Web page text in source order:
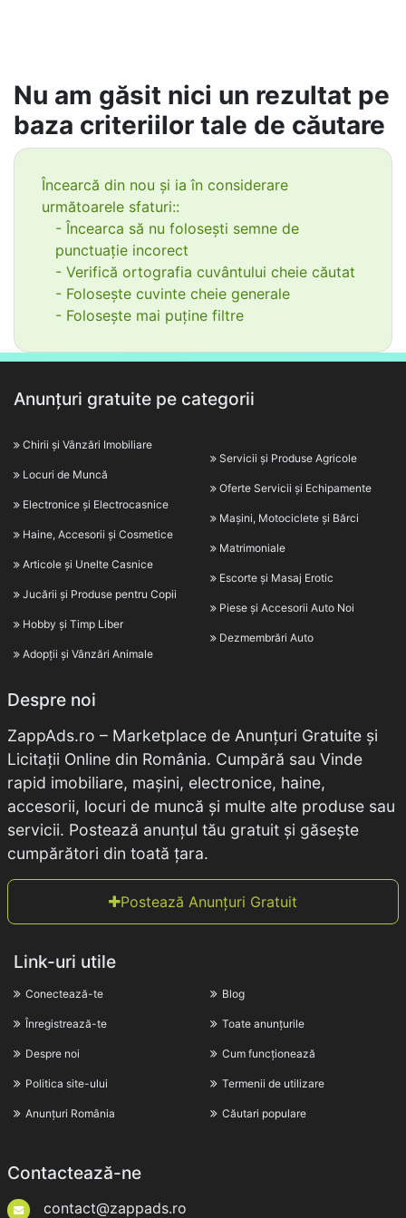
Nu am găsit nici un rezultat pe
baza criteriilor tale de căutare
Încearcă din nou și ia în considerare
următoarele sfaturi::
- Încearca să nu folosești semne de
punctuație incorect
- Verifică ortografia cuvântului cheie căutat
- Folosește cuvinte cheie generale
- Folosește mai puține filtre
Anunțuri gratuite pe categorii
Chirii și Vânzări Imobiliare
Locuri de Muncă
Electronice și Electrocasnice
Haine, Accesorii și Cosmetice
Articole și Unelte Casnice
Jucării și Produse pentru Copii
Hobby și Timp Liber
Adopții și Vânzări Animale
Servicii și Produse Agricole
Oferte Servicii și Echipamente
Mașini, Motociclete și Bărci
Matrimoniale
Escorte și Masaj Erotic
Piese și Accesorii Auto Noi
Dezmembrări Auto
Despre noi
ZappAds.ro – Marketplace de Anunțuri Gratuite și
Licitații Online din România. Cumpără sau Vinde
rapid imobiliare, mașini, electronice, haine,
accesorii, locuri de muncă și multe alte produse sau
servicii. Postează anunțul tău gratuit și găsește
cumpărători din toată țara.
Postează Anunțuri Gratuit
Link-uri utile
Conectează-te
Înregistrează-te
Despre noi
Politica site-ului
Anunțuri România
Blog
Toate anunțurile
Cum funcționează
Termenii de utilizare
Căutari populare
Contactează-ne
contact@zappads.ro